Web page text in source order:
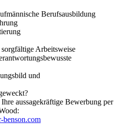
Berufsausbildung
Arbeitsweise
und
aussagekräftige Bewerbung per
benson.com